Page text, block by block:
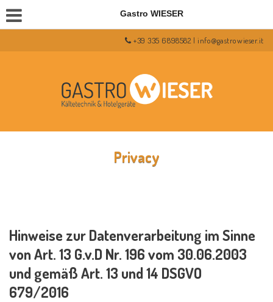
Gastro WIESER
+39 335 6898582 | info@gastrowieser.it
Privacy
Hinweise zur Datenverarbeitung im Sinne
von Art. 13 G.v.D Nr. 196 vom 30.06.2003
und gemäß Art. 13 und 14 DSGVO
679/2016